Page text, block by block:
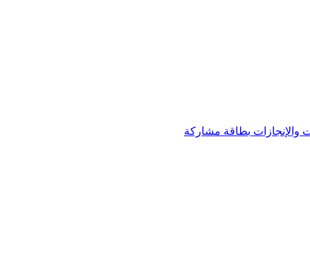
والإنجازات بطاقة مشاركة